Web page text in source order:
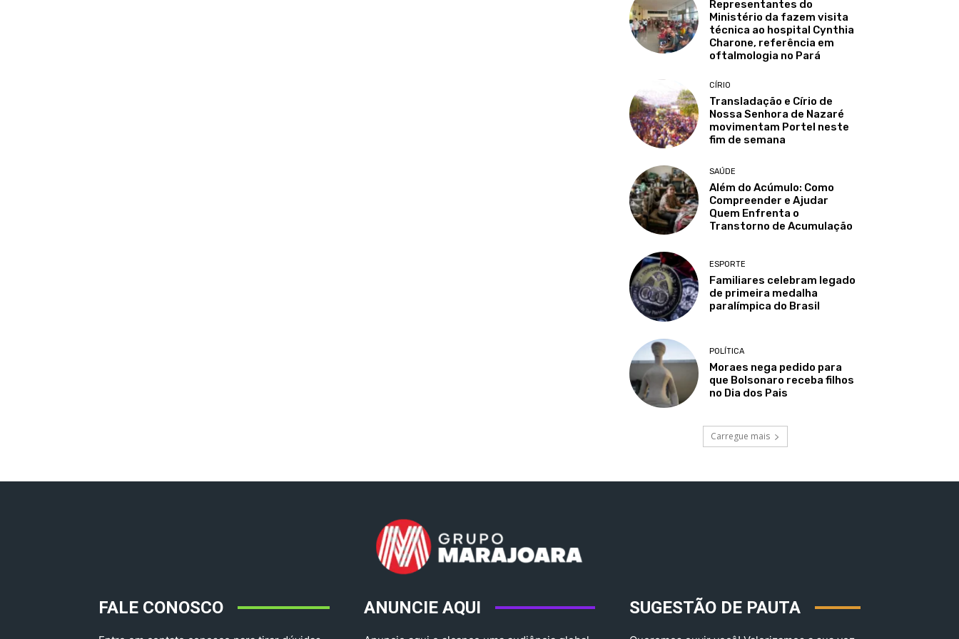
Representantes do
Ministério da fazem visita
técnica ao hospital Cynthia
Charone, referência em
oftalmologia no Pará
CÍRIO
Transladação e Círio de
Nossa Senhora de Nazaré
movimentam Portel neste
fim de semana
SAÚDE
Além do Acúmulo: Como
Compreender e Ajudar
Quem Enfrenta o
Transtorno de Acumulação
ESPORTE
Familiares celebram legado
de primeira medalha
paralímpica do Brasil
POLÍTICA
Moraes nega pedido para
que Bolsonaro receba filhos
no Dia dos Pais
Carregue mais
FALE CONOSCO ANUNCIE AQUI SUGESTÃO DE PAUTA